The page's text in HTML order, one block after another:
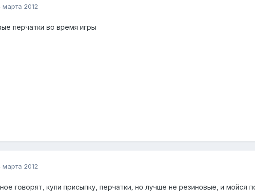
марта 2012
перчатки во время игры
марта 2012
говорят, купи присыпку, перчатки, но лучше не резиновые, и мойся